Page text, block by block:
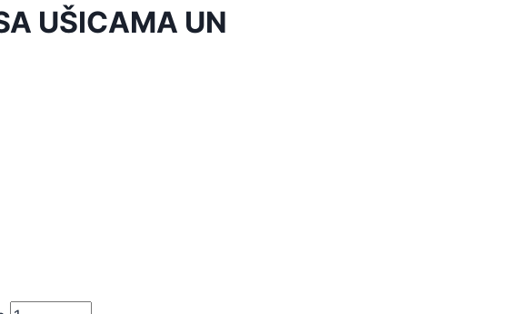
UŠICAMA UN